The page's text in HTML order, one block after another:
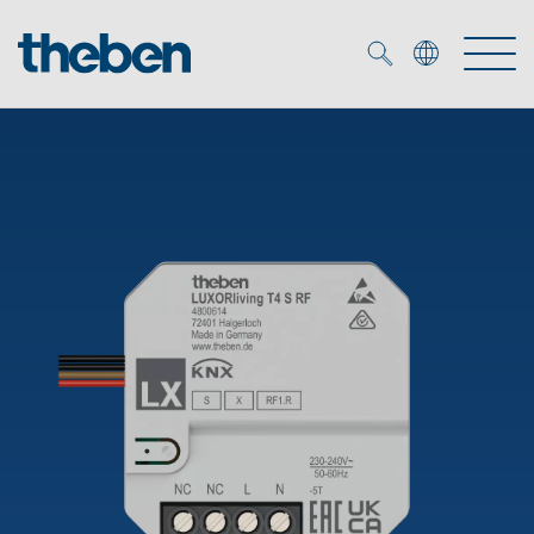
Smart Home
Aanwezigheids- en bewegingsmelders
LED spot
OEM-oplossingen
OEM-experts
Referenties
Tijd- en lichtregeling
DALI-2 lichtregeling
Mediatheek